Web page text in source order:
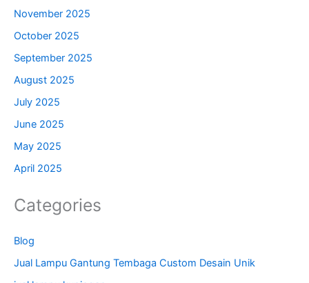
November 2025
October 2025
September 2025
August 2025
July 2025
June 2025
May 2025
April 2025
Categories
Blog
Jual Lampu Gantung Tembaga Custom Desain Unik